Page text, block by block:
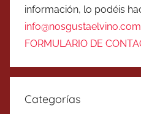
información, lo podéis
info@nosgustaelvino.com
FORMULARIO DE
Categorías